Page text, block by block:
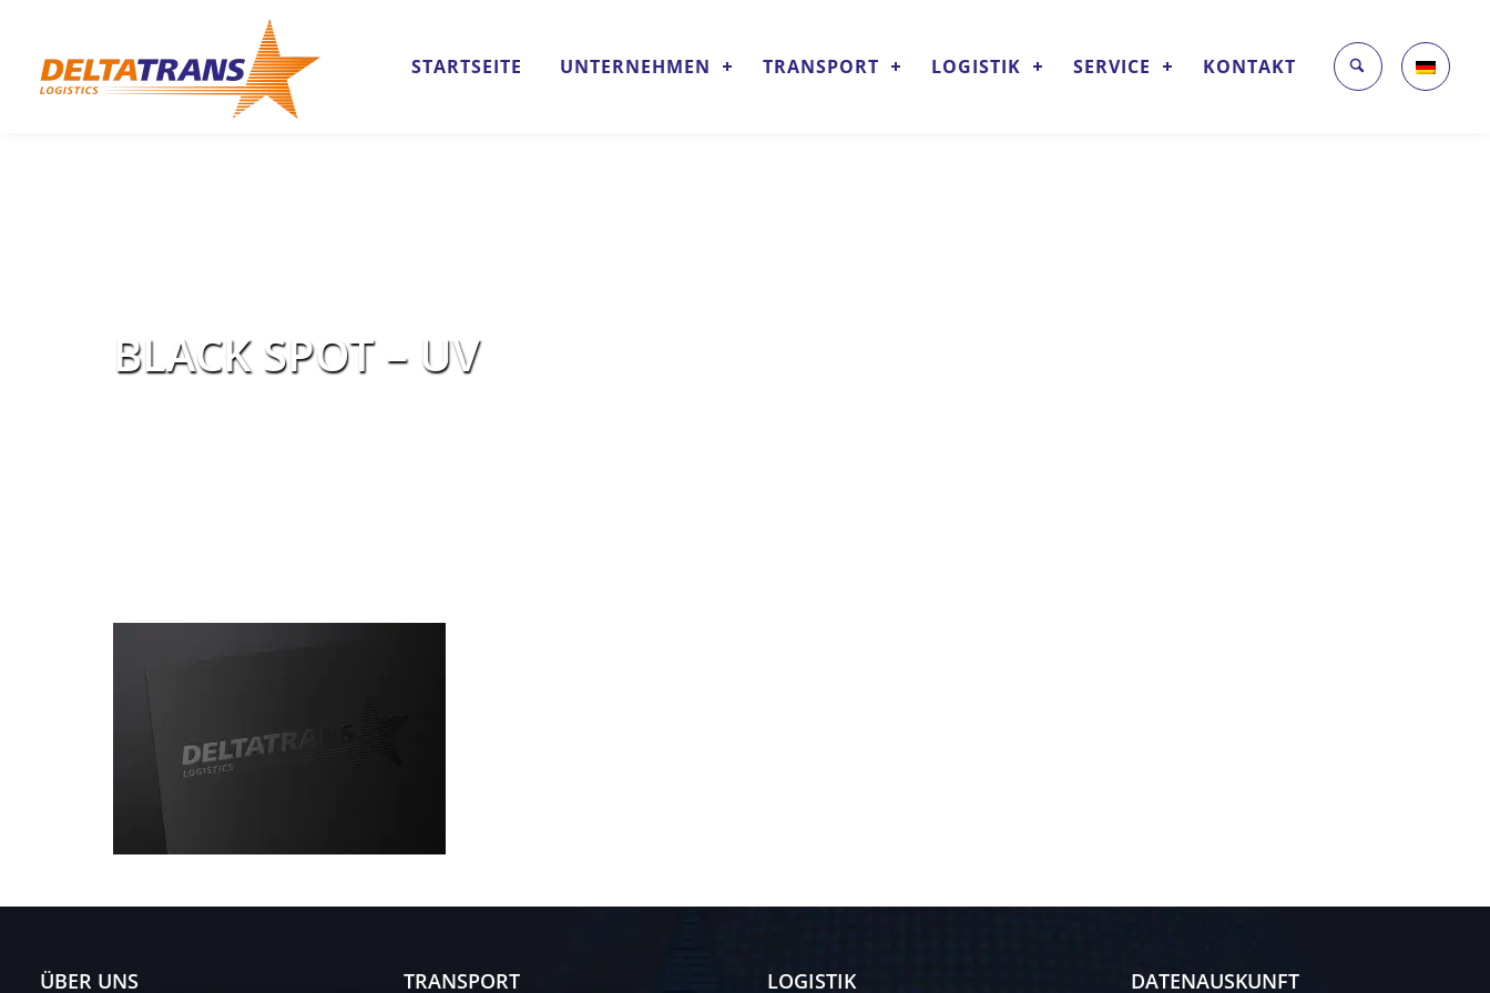
STARTSEITE UNTERNEHMEN TRANSPORT LOGISTIK SERVICE KONTAKT
BLACK SPOT – UV
ÜBER UNS TRANSPORT LOGISTIK DATENAUSKUNFT